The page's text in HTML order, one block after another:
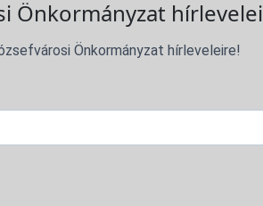
Önkormányzat hírlevelei
Önkormányzat hírleveleire!